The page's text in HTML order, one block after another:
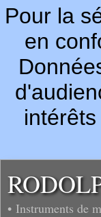
Pour la
en
• Instruments de